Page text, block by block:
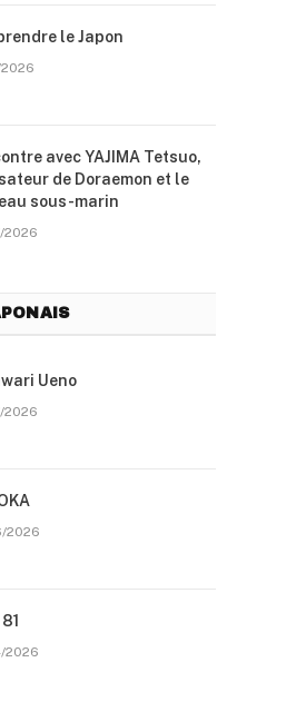
le Japon
avec YAJIMA Tetsuo,
de Doraemon et le
sous-marin
2026
Ueno
2026
2026
2026